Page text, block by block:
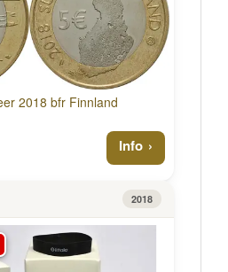
2018 bfr Finnland
Info
2018